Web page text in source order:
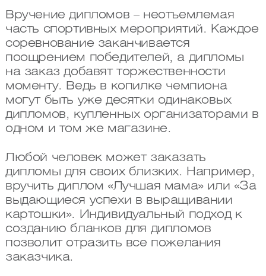
Вручение дипломов – неотъемлемая
часть спортивных мероприятий. Каждое
соревнование заканчивается
поощрением победителей, а дипломы
на заказ добавят торжественности
моменту. Ведь в копилке чемпиона
могут быть уже десятки одинаковых
дипломов, купленных организаторами в
одном и том же магазине.
Любой человек может заказать
дипломы для своих близких. Например,
вручить диплом «Лучшая мама» или «За
выдающиеся успехи в выращивании
картошки». Индивидуальный подход к
созданию бланков для дипломов
позволит отразить все пожелания
заказчика.